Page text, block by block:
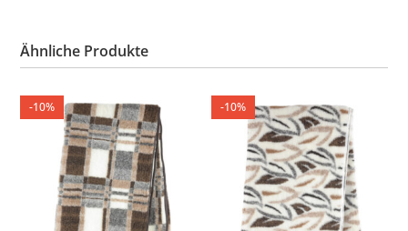
Ähnliche Produkte
-10% -10%